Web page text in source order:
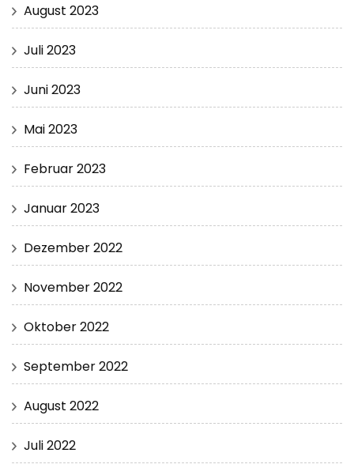
August 2023
Juli 2023
Juni 2023
Mai 2023
Februar 2023
Januar 2023
Dezember 2022
November 2022
Oktober 2022
September 2022
August 2022
Juli 2022